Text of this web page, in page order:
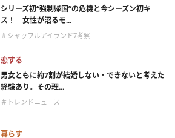
シリーズ初“強制帰国”の危機と今シーズン初キ
ス！ 女性が沼るモ...
＃シャッフルアイランド7考察
恋する
男女ともに約7割が結婚しない・できないと考えた
経験あり。その理...
＃トレンドニュース
暮らす